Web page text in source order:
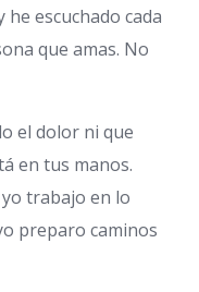
escuchado cada
que amas. No
el dolor ni que
en tus manos.
trabajo en lo
preparo caminos